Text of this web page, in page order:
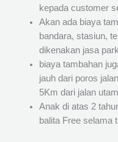
kepada customer
Akan ada biaya
bandara, stasiun,
dikenakan jasa
biaya tambahan
jauh dari poros
5Km dari jalan
Anak di atas 2
balita Free selama